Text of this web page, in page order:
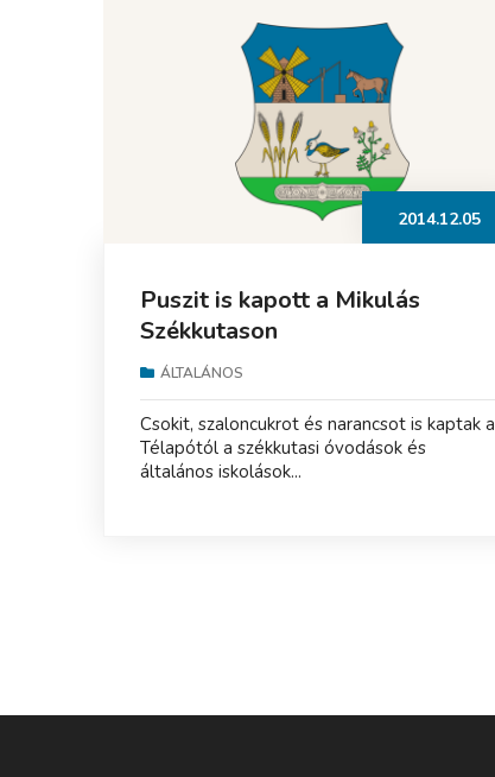
2014.12.05
Puszit is kapott a Mikulás
Székkutason
ÁLTALÁNOS
Csokit, szaloncukrot és narancsot is kaptak a
Télapótól a székkutasi óvodások és
általános iskolások...